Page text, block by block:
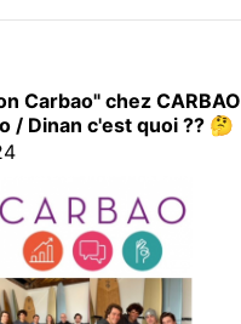
Carbao" chez CARBAO
/ Dinan c'est quoi ?? 🤔